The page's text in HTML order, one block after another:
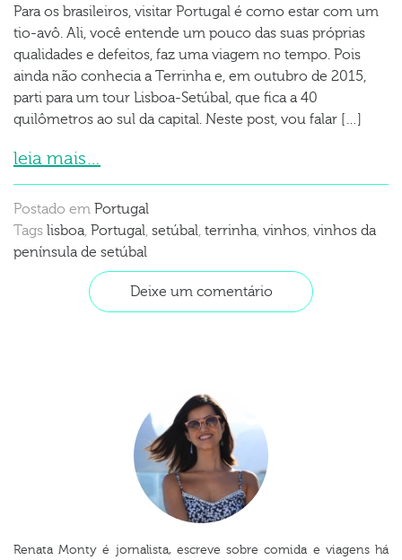
Para os brasileiros, visitar Portugal é como estar com um
tio-avô. Ali, você entende um pouco das suas próprias
qualidades e defeitos, faz uma viagem no tempo. Pois
ainda não conhecia a Terrinha e, em outubro de 2015,
parti para um tour Lisboa-Setúbal, que fica a 40
quilômetros ao sul da capital. Neste post, vou falar […]
leia mais…
Postado em Portugal
Tags lisboa, Portugal, setúbal, terrinha, vinhos, vinhos da
península de setúbal
Deixe um comentário
Renata Monty é jornalista, escreve sobre comida e viagens há